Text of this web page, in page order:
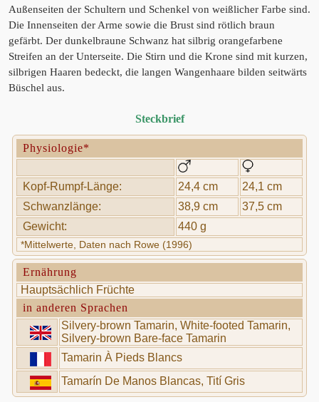
Außenseiten der Schultern und Schenkel von weißlicher Farbe sind.
Die Innenseiten der Arme sowie die Brust sind rötlich braun
gefärbt. Der dunkelbraune Schwanz hat silbrig orangefarbene
Streifen an der Unterseite. Die Stirn und die Krone sind mit kurzen,
silbrigen Haaren bedeckt, die langen Wangenhaare bilden seitwärts
Büschel aus.
Steckbrief
Physiologie*
Kopf-Rumpf-Länge: 24,4 cm
24,1 cm
Schwanzlänge:
38,9 cm
37,5 cm
Gewicht:
440 g
*Mittelwerte, Daten nach Rowe (1996)
Ernährung
Hauptsächlich Früchte
in anderen Sprachen
Silvery-brown Tamarin, White-footed Tamarin,
Silvery-brown Bare-face Tamarin
Tamarin À Pieds Blancs
Tamarín De Manos Blancas, Tití Gris